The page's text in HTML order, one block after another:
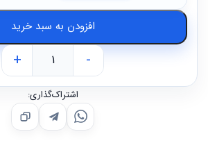
-
+
افزودن به سبد خرید
اشتراک‌گذاری: